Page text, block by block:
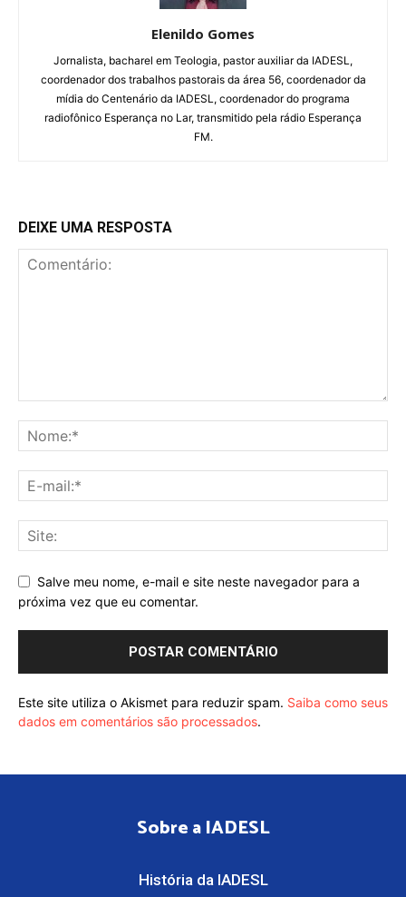
Elenildo Gomes
Jornalista, bacharel em Teologia, pastor auxiliar da IADESL,
coordenador dos trabalhos pastorais da área 56, coordenador da
mídia do Centenário da IADESL, coordenador do programa
radiofônico Esperança no Lar, transmitido pela rádio Esperança
FM.
DEIXE UMA RESPOSTA
Salve meu nome, e-mail e site neste navegador para a
próxima vez que eu comentar.
Este site utiliza o Akismet para reduzir spam. Saiba como seus
dados em comentários são processados.
Sobre a IADESL
História da IADESL